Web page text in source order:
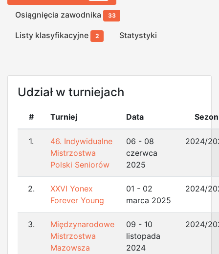
Osiągnięcia zawodnika 33
Listy klasyfikacyjne 2 Statystyki
Udział w turniejach
# Turniej Data Sezon
1.
46. Indywidualne
Mistrzostwa
Polski Seniorów
06 - 08
czerwca
2025
2024/
2.
XXVI Yonex
Forever Young
01 - 02
marca 2025
2024/
3.
Międzynarodowe
Mistrzostwa
Mazowsza
09 - 10
listopada
2024
2024/